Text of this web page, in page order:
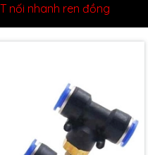
T nối nhanh ren đồng